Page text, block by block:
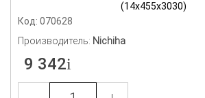
(14х455х3030)
Код: 070628
Производитель: Nichiha
9 342